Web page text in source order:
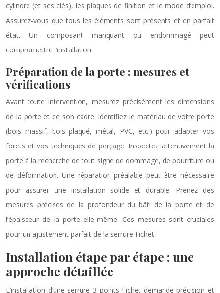
cylindre (et ses clés), les plaques de finition et le mode d’emploi.
Assurez-vous que tous les éléments sont présents et en parfait
état. Un composant manquant ou endommagé peut
compromettre l’installation.
Préparation de la porte : mesures et
vérifications
Avant toute intervention, mesurez précisément les dimensions
de la porte et de son cadre. Identifiez le matériau de votre porte
(bois massif, bois plaqué, métal, PVC, etc.) pour adapter vos
forets et vos techniques de perçage. Inspectez attentivement la
porte à la recherche de tout signe de dommage, de pourriture ou
de déformation. Une réparation préalable peut être nécessaire
pour assurer une installation solide et durable. Prenez des
mesures précises de la profondeur du bâti de la porte et de
l’épaisseur de la porte elle-même. Ces mesures sont cruciales
pour un ajustement parfait de la serrure Fichet.
Installation étape par étape : une
approche détaillée
L’installation d’une serrure 3 points Fichet demande précision et